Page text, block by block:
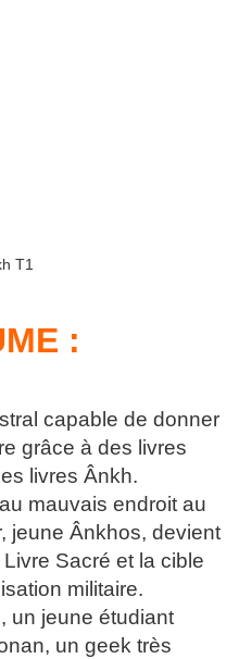
:
capable de donner
grâce à des livres
livres Ânkh.
mauvais endroit au
jeune Ânkhos, devient
Livre Sacré et la cible
militaire.
un jeune étudiant
un geek très